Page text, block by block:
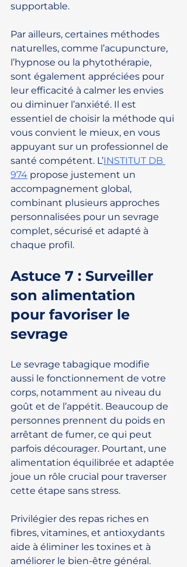
supportable.
Par ailleurs, certaines méthodes
naturelles, comme l’acupuncture,
l’hypnose ou la phytothérapie,
sont également appréciées pour
leur efficacité à calmer les envies
ou diminuer l’anxiété. Il est
essentiel de choisir la méthode qui
vous convient le mieux, en vous
appuyant sur un professionnel de
santé compétent. L’INSTITUT DB
974 propose justement un
accompagnement global,
combinant plusieurs approches
personnalisées pour un sevrage
complet, sécurisé et adapté à
chaque profil.
Astuce 7 : Surveiller
son alimentation
pour favoriser le
sevrage
Le sevrage tabagique modifie
aussi le fonctionnement de votre
corps, notamment au niveau du
goût et de l’appétit. Beaucoup de
personnes prennent du poids en
arrêtant de fumer, ce qui peut
parfois décourager. Pourtant, une
alimentation équilibrée et adaptée
joue un rôle crucial pour traverser
cette étape sans stress.
Privilégier des repas riches en
fibres, vitamines, et antioxydants
aide à éliminer les toxines et à
améliorer le bien-être général.